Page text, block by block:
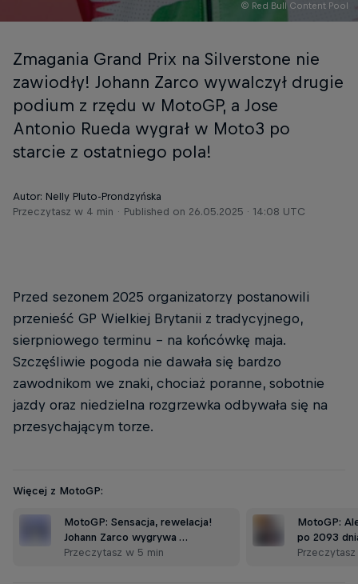
© Red Bull Content Pool
Zmagania Grand Prix na Silverstone nie
zawiodły! Johann Zarco wywalczył drugie
podium z rzędu w MotoGP, a Jose
Antonio Rueda wygrał w Moto3 po
starcie z ostatniego pola!
Autor: Nelly Pluto-Prondzyńska
Przeczytasz w 4 min
Published on 26.05.2025 · 14:08 UTC
Przed sezonem 2025 organizatorzy postanowili
przenieść GP Wielkiej Brytanii z tradycyjnego,
sierpniowego terminu – na końcówkę maja.
Szczęśliwie pogoda nie dawała się bardzo
zawodnikom we znaki, chociaż poranne, sobotnie
jazdy oraz niedzielna rozgrzewka odbywała się na
przesychającym torze.
Więcej z MotoGP:
MotoGP: Sensacja, rewelacja!
Johann Zarco wygrywa …
Przeczytasz w 5 min
MotoGP:
po 2093